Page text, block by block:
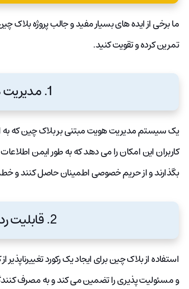
ما برخی از ایده های بسیار مفید و جالب پروژه بلاک
تمرین کرده و تقویت کنید.
1. مدیریت هویت غیرمتمرکز:
یک سیستم مدیریت هویت مبتنی بر بلاک چین که به
کاربران این امکان را می دهد که به طور ایمن
بگذارند و از حریم خصوصی اطمینان حاصل کنند و
2. قابلیت ردیابی زنجیره تامین:
استفاده از بلاک چین برای ایجاد یک رکورد
و مسئولیت پذیری را تضمین می کند و به مصرف